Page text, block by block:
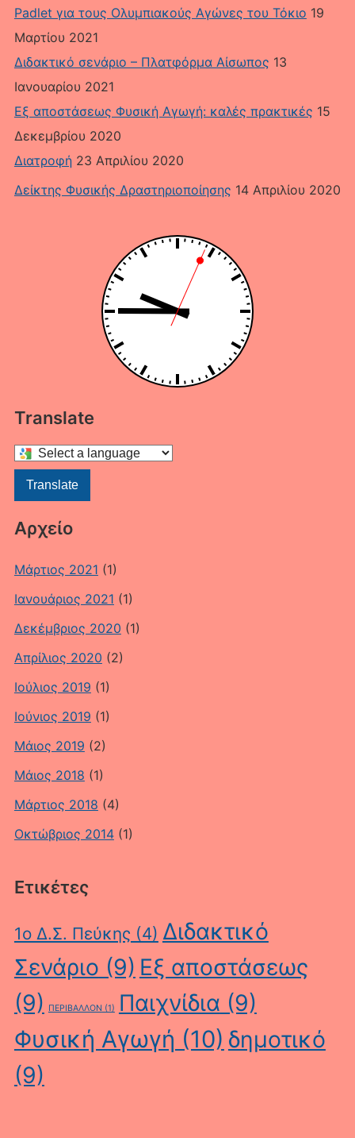
Padlet για τους Ολυμπιακούς Αγώνες του Τόκιο 19
Μαρτίου 2021
Διδακτικό σενάριο – Πλατφόρμα Αίσωπος 13
Ιανουαρίου 2021
Εξ αποστάσεως Φυσική Αγωγή: καλές πρακτικές 15
Δεκεμβρίου 2020
Διατροφή 23 Απριλίου 2020
Δείκτης Φυσικής Δραστηριοποίησης 14 Απριλίου 2020
Translate
Select
a
language
translate
page
Translate
Αρχείο
Μάρτιος 2021 (1)
Ιανουάριος 2021 (1)
Δεκέμβριος 2020 (1)
Απρίλιος 2020 (2)
Ιούλιος 2019 (1)
Ιούνιος 2019 (1)
Μάιος 2019 (2)
Μάιος 2018 (1)
Μάρτιος 2018 (4)
Οκτώβριος 2014(1)
Ετικέτες
1ο Δ.Σ. Πεύκης (4) Διδακτικό
Σενάριο (9) Εξ αποστάσεως
(9)
ΠΕΡΙΒΑΛΛΟΝ (1) Παιχνίδια (9)
Φυσική Αγωγή (10) δημοτικό
(9)